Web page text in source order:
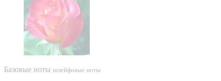
Базовые ноты шлейфовые ноты